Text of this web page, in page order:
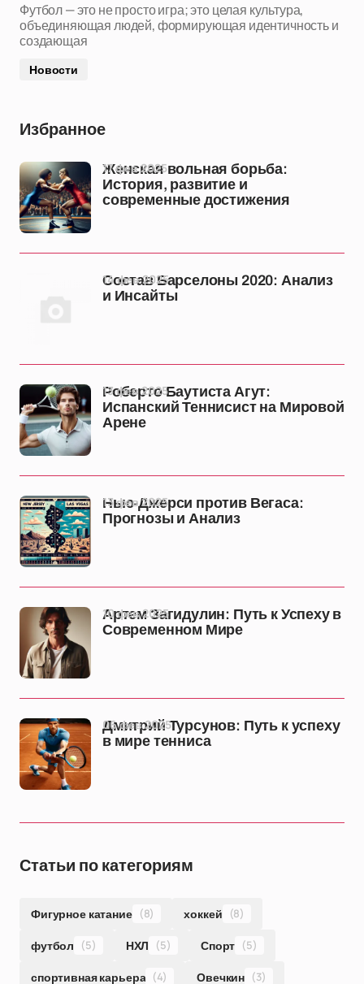
Футбол — это не просто игра; это целая культура,
объединяющая людей, формирующая идентичность и
создающая
Новости
Избранное
Женская вольная борьба:
История, развитие и
современные достижения
17 фев 2025
Состав Барселоны 2020: Анализ
и Инсайты
14 фев 2025
Роберто Баутиста Агут:
Испанский Теннисист на Мировой
Арене
13 фев 2025
Нью-Джерси против Вегаса:
Прогнозы и Анализ
13 фев 2025
Артем Загидулин: Путь к Успеху в
Современном Мире
10 фев 2025
Дмитрий Турсунов: Путь к успеху
в мире тенниса
06 фев 2025
Статьи по категориям
Фигурное катание (8) хоккей (8)
футбол (5) НХЛ (5) Спорт (5)
спортивная карьера (4) Овечкин (3)